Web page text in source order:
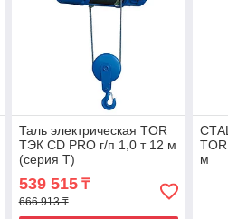
Таль электрическая TOR
ТЭК CD PRO г/п 1,0 т 12 м
(серия T)
539 515₸
666 913 ₸
м